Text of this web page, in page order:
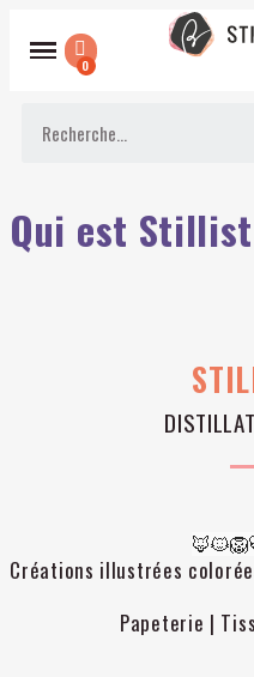
Qui est
Créations illustrées
Papeterie |